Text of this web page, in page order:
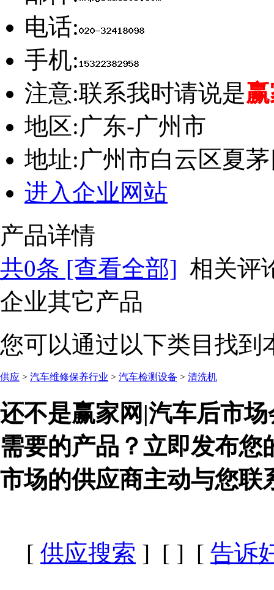
电话:
手机:
注意:联系我时请说是
地区:广东-广州市
地址:广州市白云区夏
进入企业网站
产品详情
共0条 [查看全部] 相关评
企业其它产品
您可以通过以下类目找到
供应 > 汽车维修保养行业 > 汽车检测设备 > 清洗机
还不是赢家网|汽车后市场
需要的产品？立即发布您
市场的供应商主动与您联
[ 供应搜索 ] [ ] [ 告诉